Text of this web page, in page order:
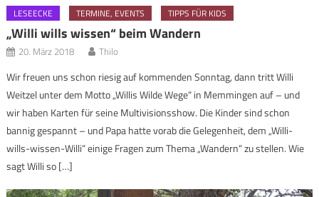
LESEECKE TERMINE, EVENTS TIPPS FÜR KIDS
„Willi wills wissen“ beim Wandern
20. März 2018 Thilo
Wir freuen uns schon riesig auf kommenden Sonntag, dann tritt Willi
Weitzel unter dem Motto „Willis Wilde Wege“ in Memmingen auf – und
wir haben Karten für seine Multivisionsshow. Die Kinder sind schon
bannig gespannt – und Papa hatte vorab die Gelegenheit, dem „Willi-
wills-wissen-Willi“ einige Fragen zum Thema „Wandern“ zu stellen. Wie
sagt Willi so […]